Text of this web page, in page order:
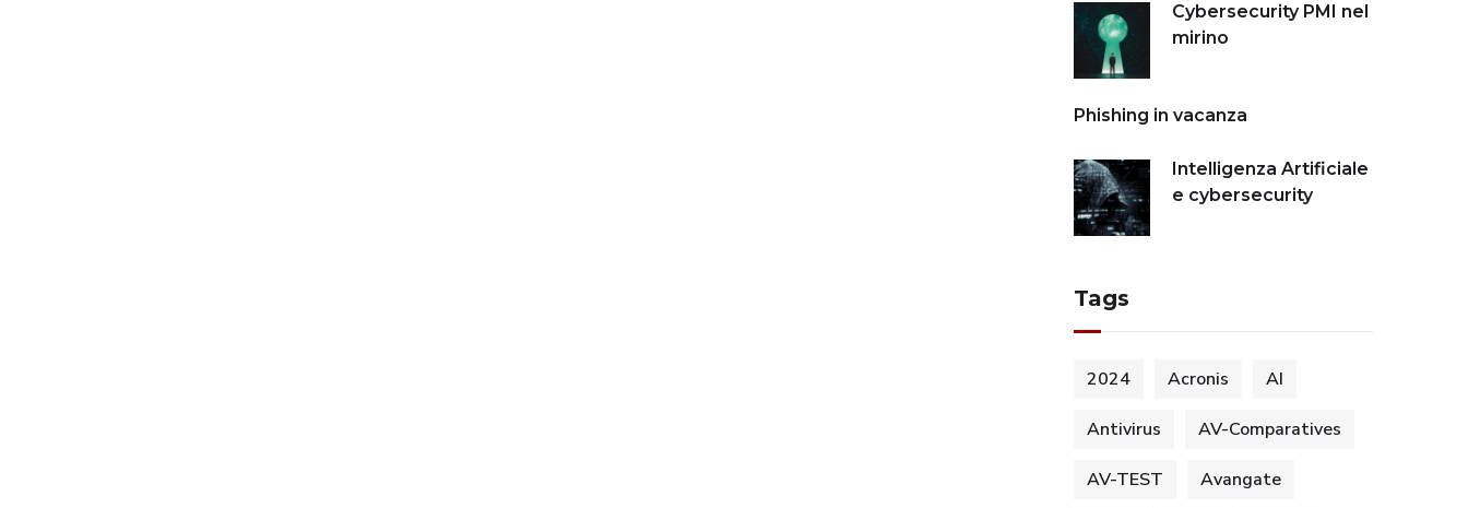
Cybersecurity PMI nel
mirino
Phishing in vacanza
Intelligenza Artificiale
e cybersecurity
Tags
2024 Acronis AI
Antivirus AV-Comparatives
AV-TEST Avangate